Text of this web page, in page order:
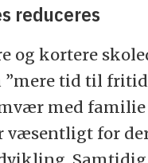
reduceres
og kortere
”mere tid til
med familie
væsentligt for